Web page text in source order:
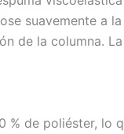
suavemente a
de la columna.
% de poliéster,